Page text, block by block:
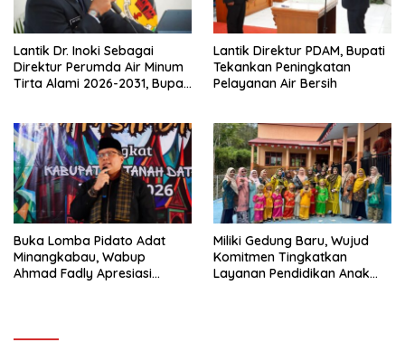
Lantik Dr. Inoki Sebagai
Direktur Perumda Air Minum
Tirta Alami 2026-2031, Bupati
Fakta Integritas Berdasarkan
Visi dan Misi
Lantik Direktur PDAM, Bupati
Tekankan Peningkatan
Pelayanan Air Bersih
Buka Lomba Pidato Adat
Minangkabau, Wabup
Ahmad Fadly Apresiasi
Miliki Gedung Baru, Wujud
Komitmen Tingkatkan
Layanan Pendidikan Anak